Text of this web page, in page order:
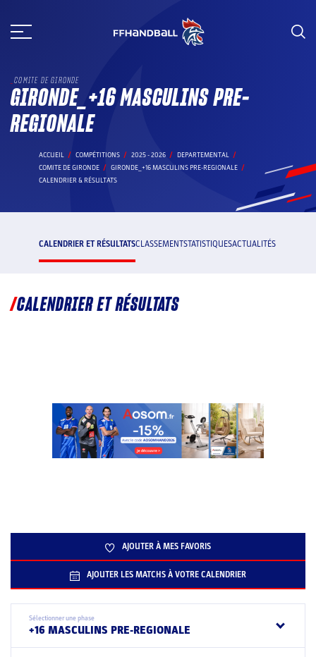
au
COMITE DE GIRONDE
GIRONDE_+16 MASCULINS PRE-
REGIONALE
ACCUEIL COMPÉTITIONS 2025 - 2026
DEPARTEMENTAL
COMITE DE GIRONDE
GIRONDE_+16 MASCULINS PRE-REGIONALE
CALENDRIER & RÉSULTATS
CALENDRIER ET RÉSULTATSCLASSEMENTSTATISTIQUESACTUALITÉS
CALENDRIER ET RÉSULTATS
AJOUTER À MES FAVORIS
AJOUTER LES MATCHS À VOTRE CALENDRIER
Sélectionner une phase
+16 MASCULINS PRE-REGIONALE